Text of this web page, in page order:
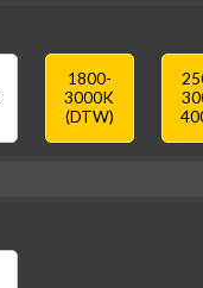
1800-
3000K
(DTW)